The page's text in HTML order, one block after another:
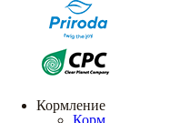
Кормление
Корм